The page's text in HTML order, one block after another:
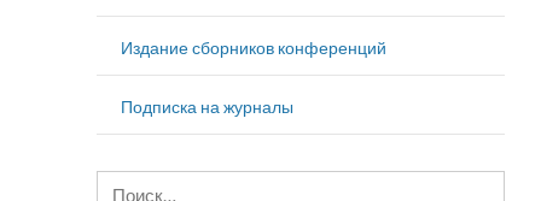
Издание сборников конференций
Подписка на журналы